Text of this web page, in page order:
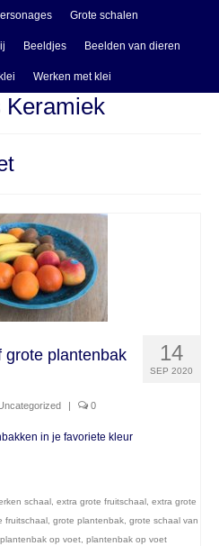
Grote schalen
Beeldjes Beelden van dieren
Werken met klei
Keramiek
14
SEP 2020
grote plantenbak
| 0
in je favoriete kleur
schaal extra grote fruitschaal extra grote
fruitschaal grote plantenbak grote schaal van
op voet plantenbak op voet